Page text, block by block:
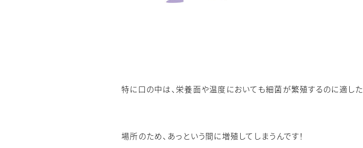
特に口の中は、栄養面や温度においても細菌が繁殖するのに適した
場所のため、あっという間に増殖してしまうんです！